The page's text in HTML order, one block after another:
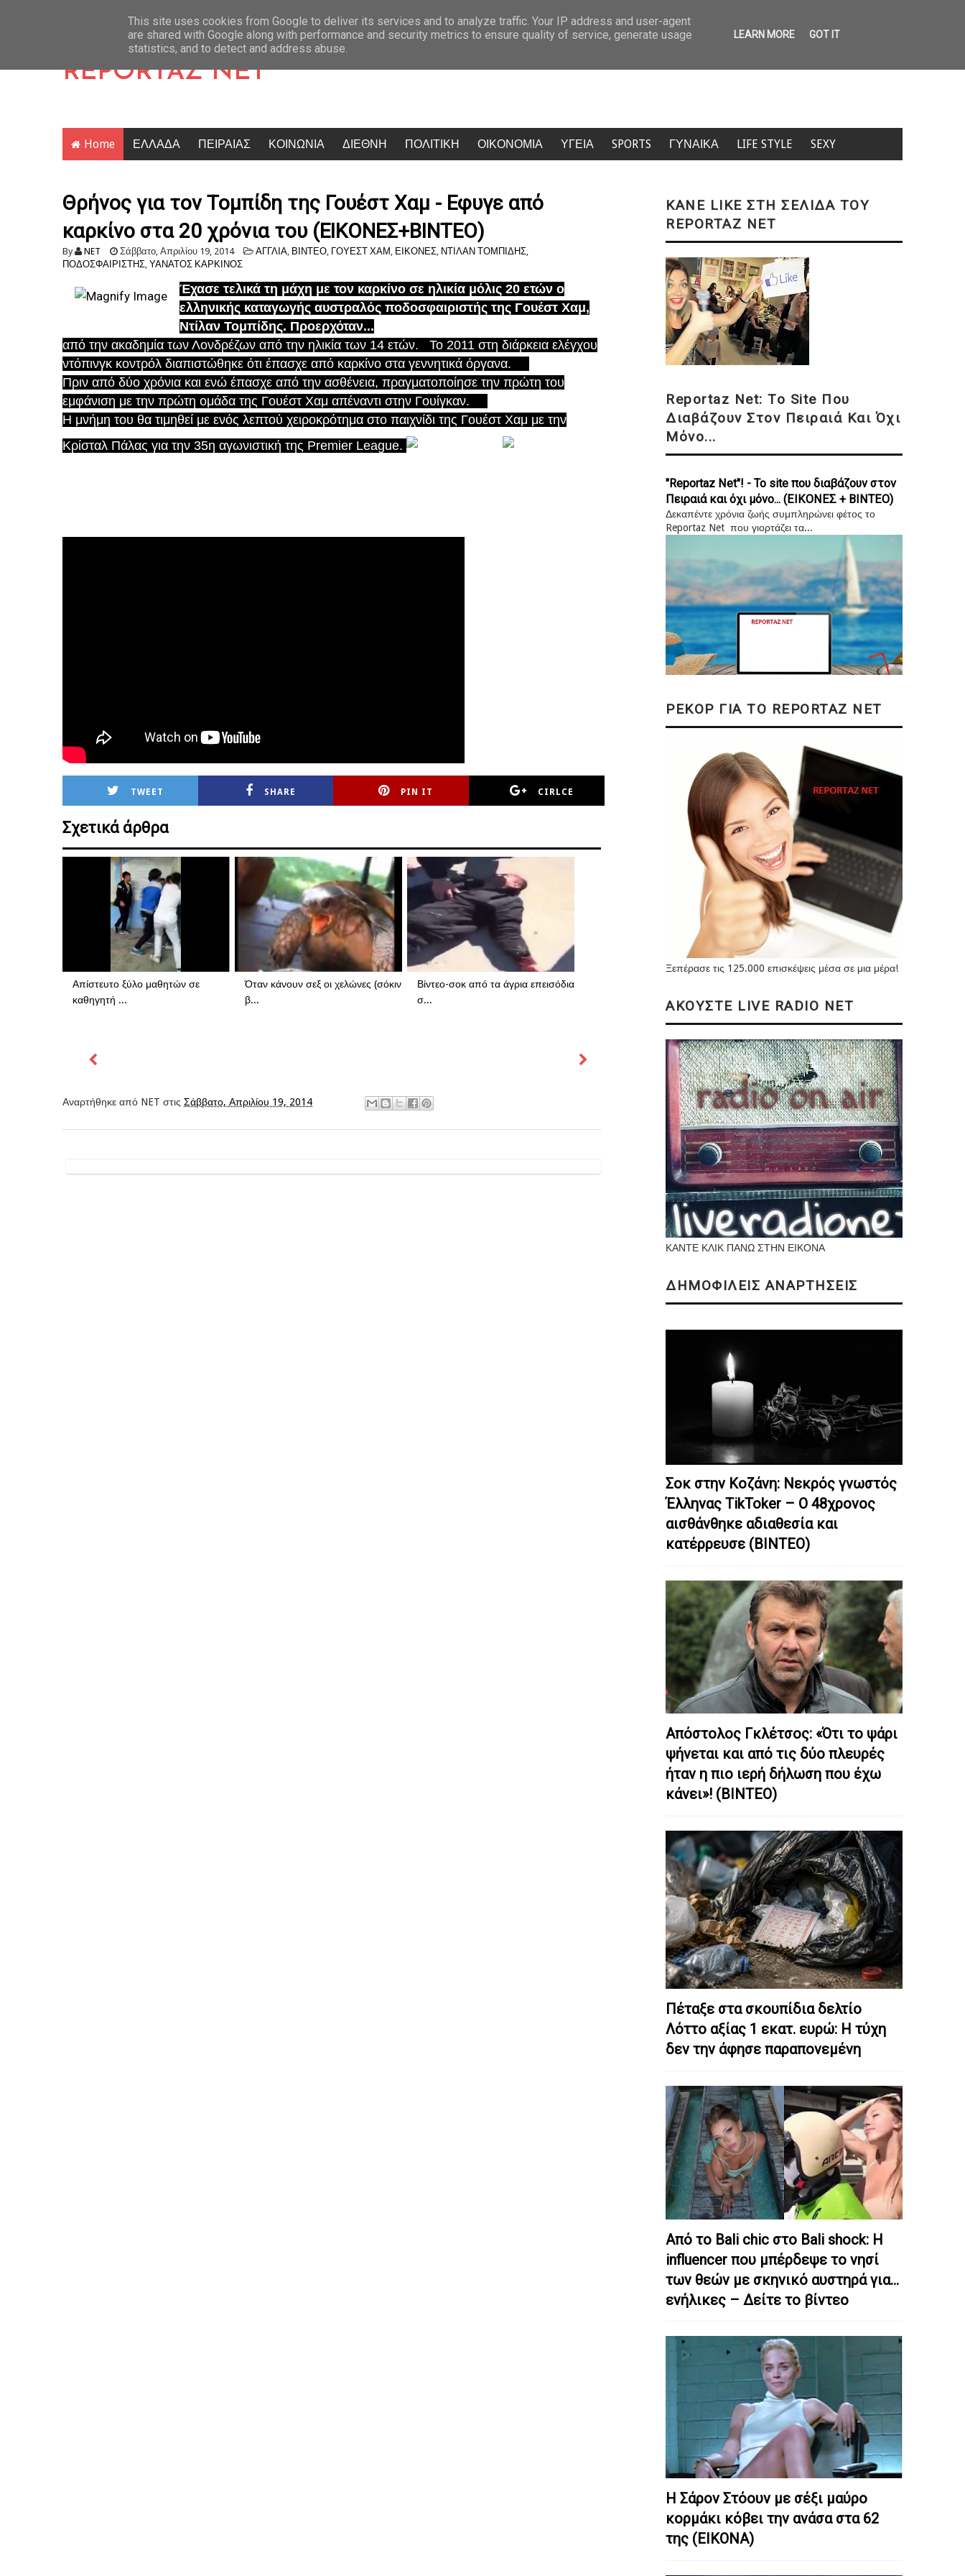
Latest News
«Ήταν η καλοσύνη με πρόσωπο»: Η οικογένεια της Λίσα Ρος ραγίζει καρδιές για την 38χρονη γυναίκα που έδινε χωρίς να ζητά τίποτα Έκρυβε την ηρωίνη εκεί που δεν θα έψαχνες ποτέ – Σύλληψη 46χρονης στη
REPORTAZ NET
Home ΕΛΛΑΔΑ ΠΕΙΡΑΙΑΣ ΚΟΙΝΩΝΙΑ ΔΙΕΘΝΗ ΠΟΛΙΤΙΚΗ ΟΙΚΟΝΟΜΙΑ ΥΓΕΙΑ SPORTS ΓΥΝΑΙΚΑ LIFE STYLE SEXY
Θρήνος για τον Τομπίδη της Γουέστ Χαμ - Εφυγε από
καρκίνο στα 20 χρόνια του (ΕΙΚΟΝΕΣ+ΒΙΝΤΕΟ)
By NET Σάββατο, Απριλίου 19, 2014 ΑΓΓΛΙΑ, ΒΙΝΤΕΟ, ΓΟΥΕΣΤ ΧΑΜ , ΕΙΚΟΝΕΣ, ΝΤΙΛΑΝ ΤΟΜΠΙΔΗΣ,
ΠΟΔΟΣΦΑΙΡΙΣΤΗΣ, ΥΑΝΑΤΟΣ ΚΑΡΚΙΝΟΣ
Έχασε τελικά τη μάχη με τον καρκίνο σε ηλικία μόλις 20 ετών ο
ελληνικής καταγωγής αυστραλός ποδοσφαιριστής της Γουέστ Χαμ,
Ντίλαν Τομπίδης. Προερχόταν...
από την ακαδημία των Λονδρέζων από την ηλικία των 14 ετών. Το 2011 στη διάρκεια ελέγχου
ντόπινγκ κοντρόλ διαπιστώθηκε ότι έπασχε από καρκίνο στα γεννητικά όργανα.
Πριν από δύο χρόνια και ενώ έπασχε από την ασθένεια, πραγματοποίησε την πρώτη του
εμφάνιση με την πρώτη ομάδα της Γουέστ Χαμ απέναντι στην Γουίγκαν.
Η μνήμη του θα τιμηθεί με ενός λεπτού χειροκρότημα στο παιχνίδι της Γουέστ Χαμ με την
Κρίσταλ Πάλας για την 35η αγωνιστική της Premier League.
TWEET SHARE PIN IT CIRLCE
Σχετικά άρθρα
Απίστευτο ξύλο μαθητών σε
καθηγητή ...
Όταν κάνουν σεξ οι χελώνες (σόκιν
β...
Βίντεο-σοκ από τα άγρια επεισόδια
σ...
Αναρτήθηκε από NET στις Σάββατο, Απριλίου 19, 2014
KANE LIKE ΣΤΗ ΣΕΛΙΔΑ ΤΟΥ
REPORTAZ NET
Reportaz Net: Το Site Που
Διαβάζουν Στον Πειραιά Και Όχι
Μόνο...
"Reportaz Net"! - Το site που διαβάζουν στον
Πειραιά και όχι μόνο... (ΕΙΚΟΝΕΣ + ΒΙΝΤΕΟ)
Δεκαπέντε χρόνια ζωής συμπληρώνει φέτος το
Reportaz Net που γιορτάζει τα...
ΡΕΚΟΡ ΓΙΑ ΤΟ REPORTAZ NET
Ξεπέρασε τις 125.000 επισκέψεις μέσα σε μια μέρα!
ΑΚΟΥΣΤΕ LIVE RADIO NET
ΚΑΝΤΕ ΚΛΙΚ ΠΑΝΩ ΣΤΗΝ ΕΙΚΟΝΑ
ΔΗΜΟΦΙΛΕΙΣ ΑΝΑΡΤΗΣΕΙΣ
Σοκ στην Κοζάνη: Nεκρός γνωστός
Έλληνας TikToker – Ο 48χρονος
αισθάνθηκε αδιαθεσία και
κατέρρευσε (ΒΙΝΤΕΟ)
Απόστολος Γκλέτσος: «Ότι το ψάρι
ψήνεται και από τις δύο πλευρές
ήταν η πιο ιερή δήλωση που έχω
κάνει»! (ΒΙΝΤΕΟ)
Πέταξε στα σκουπίδια δελτίο
Λόττο αξίας 1 εκατ. ευρώ: Η τύχη
δεν την άφησε παραπονεμένη
Από το Bali chic στο Bali shock: Η
influencer που μπέρδεψε το νησί
των θεών με σκηνικό αυστηρά για…
ενήλικες – Δείτε το βίντεο
Η Σάρον Στόουν με σέξι μαύρο
κορμάκι κόβει την ανάσα στα 62
της (ΕΙΚΟΝΑ)
This site uses cookies from Google to deliver its services and to analyze traffic. Your IP address and user-agent
are shared with Google along with performance and security metrics to ensure quality of service, generate usage
statistics, and to detect and address abuse.
LEARN MORE GOT IT